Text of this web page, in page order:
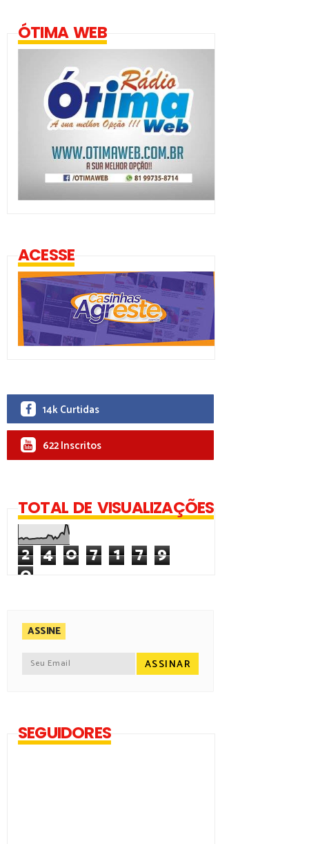
ÓTIMA WEB
ACESSE
14k Curtidas
622 Inscritos
TOTAL DE VISUALIZAÇÕES
2 4 0 7 1 7 9
0
ASSINE
SEGUIDORES